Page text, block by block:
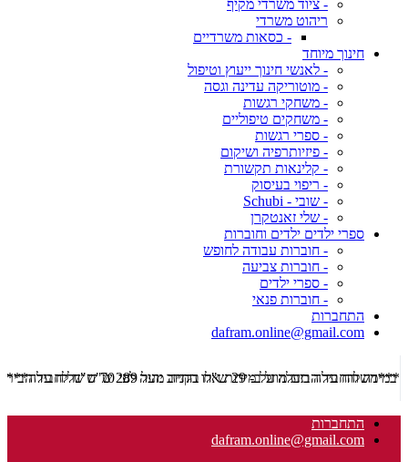
- ציוד משרדי מקיף
ריהוט משרדי
- כסאות משרדיים
חינוך מיוחד
- לאנשי חינוך ייעוץ וטיפול
- מוטוריקה עדינה וגסה
- משחקי רגשות
- משחקים טיפוליים
- ספרי רגשות
- פיזיותרפיה ושיקום
- קלינאות תקשורת
- ריפוי בעיסוק
- שובי - Schubi
- שלי זאנטקרן
ספרי ילדים ילדים וחוברות
- חוברות עבודה לחופש
- חוברות צביעה
- ספרי ילדים
- חוברות פנאי
התחברות
dafram.online@gmail.com
***משלוח עד הבית מוזל ב- 29 ש"ח בקניה מעל 289 ש"ח שליח עד הבית ***
התחברות
dafram.online@gmail.com